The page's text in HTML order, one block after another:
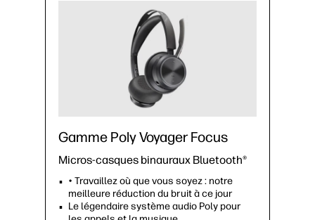
Gamme Poly Voyager Focus
Micros-casques binauraux Bluetooth®
• Travaillez où que vous soyez : notre
meilleure réduction du bruit à ce jour
Le légendaire système audio Poly pour